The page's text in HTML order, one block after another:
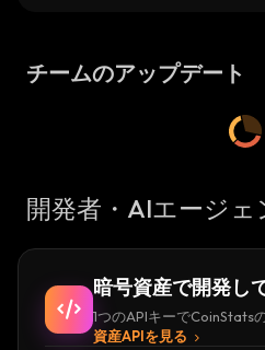
チームのアップデート
開発者・AIエージェ
暗号資産で開発し
1つのAPIキーでCoinStats
資産APIを見る